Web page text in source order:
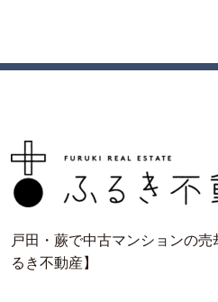
戸田・蕨で中古マンションの
るき不動産】